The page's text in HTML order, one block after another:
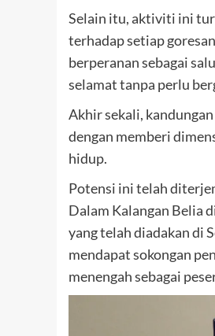
Selain itu, aktiviti ini
terhadap setiap
berperanan sebagai
selamat tanpa perlu
Akhir sekali,
dengan memberi
hidup.
Potensi ini telah
Dalam Kalangan Belia
yang telah diadakan di
mendapat sokongan
menengah sebagai